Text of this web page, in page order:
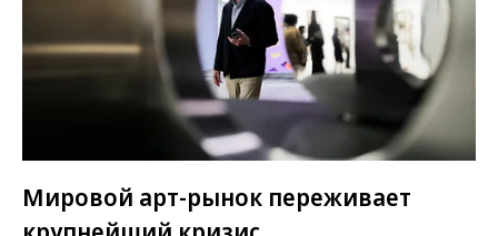
Мировой арт-рынок переживает